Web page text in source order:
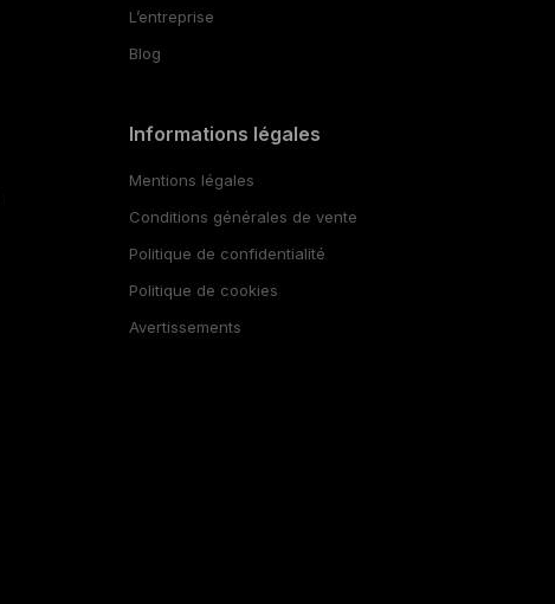
L’entreprise
Blog
Informations légales
Mentions légales
Conditions générales de vente
Politique de confidentialité
Politique de cookies
Avertissements